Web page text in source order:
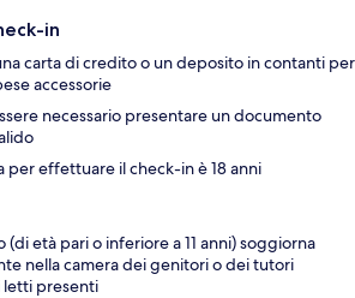
in
carta di credito o un deposito in contanti per
accessorie
necessario presentare un documento
per effettuare il check-in è 18 anni
(di età pari o inferiore a 11 anni) soggiorna
nella camera dei genitori o dei tutori
letti presenti